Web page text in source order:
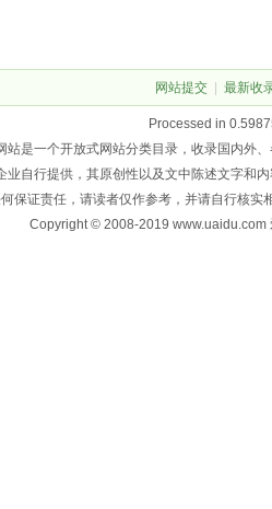
网站提交 最新收
Processed in
站是一个开放式网站分类目录，收录国内外
业自行提供，其原创性以及文中陈述文字和
保证责任，请读者仅作参考，并请自行核
Copyright © 2008-2019 www.uaidu.com